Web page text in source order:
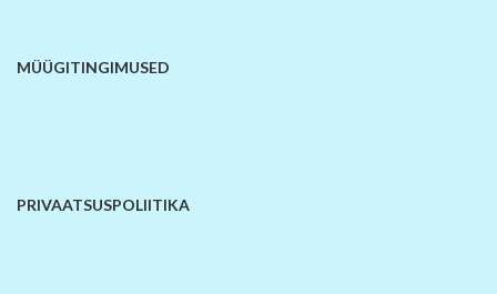
MÜÜGITINGIMUSED
PRIVAATSUSPOLIITIKA